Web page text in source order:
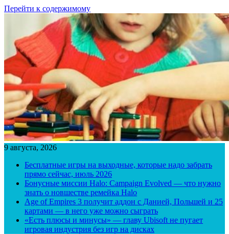
Перейти к содержимому
9 августа, 2026
Бесплатные игры на выходные, которые надо забрать
прямо сейчас, июль 2026
Бонусные миссии Halo: Campaign Evolved — что нужно
знать о новшестве ремейка Halo
Age of Empires 3 получит аддон с Данией, Польшей и 25
картами — в него уже можно сыграть
«Есть плюсы и минусы» — главу Ubisoft не пугает
игровая индустрия без игр на дисках